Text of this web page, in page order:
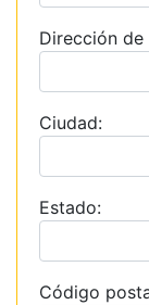
Dirección
Ciudad:
Estado:
Código